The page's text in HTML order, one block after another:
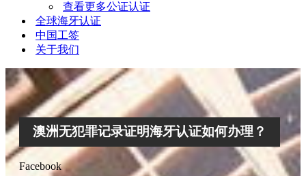
查看更多公证认证
全球海牙认证
中国工签
关于我们
澳洲无犯罪记录证明海牙认证如何办理？
Facebook